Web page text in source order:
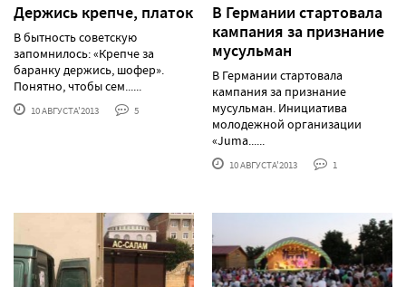
Держись крепче, платок
В бытность советскую
запомнилось: «Крепче за
баранку держись, шофер».
Понятно, чтобы сем......
10 АВГУСТА'2013 5
В Германии стартовала
кампания за признание
мусульман
В Германии стартовала
кампания за признание
мусульман. Инициатива
молодежной организации
«Juma......
10 АВГУСТА'2013 1